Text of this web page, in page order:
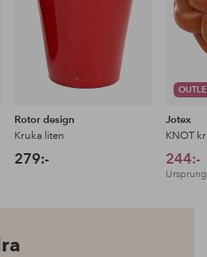
Rotor design
Kruka liten
279:-
Jotex
KNOT
244:-